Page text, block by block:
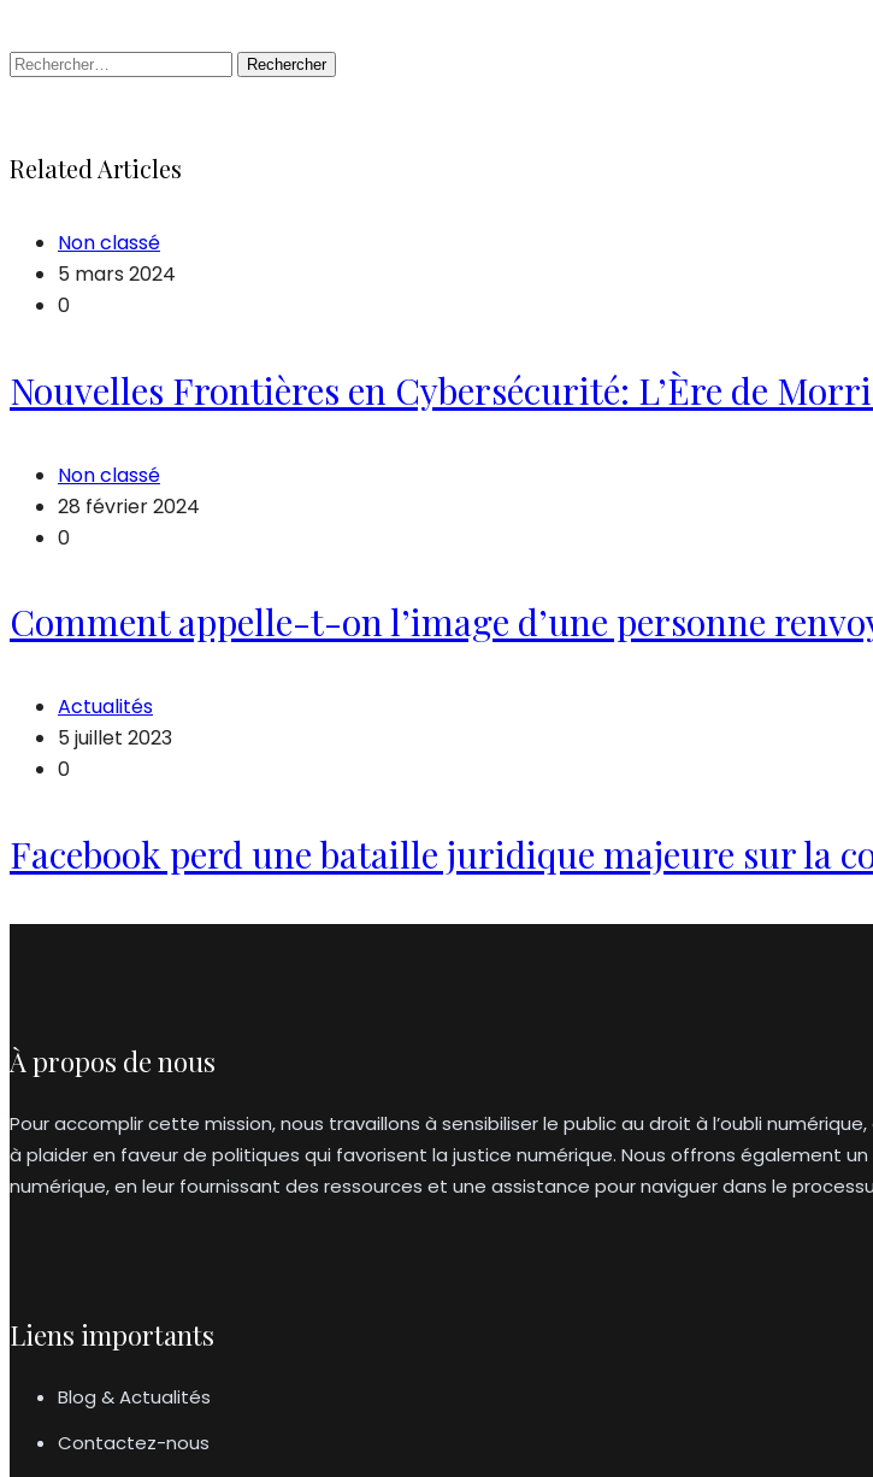
Rechercher :
Related Articles
Non classé
5 mars 2024
0
Nouvelles Frontières en Cybersécurité: L’Ère de
Non classé
28 février 2024
0
Comment appelle-t-on l’image d’une personne
Actualités
5 juillet 2023
0
Facebook perd une bataille juridique majeure sur la
À propos de nous
Pour accomplir cette mission, nous travaillons à sensibiliser le public au droit à l’oubli
à plaider en faveur de politiques qui favorisent la justice numérique. Nous offrons également
numérique, en leur fournissant des ressources et une assistance pour naviguer dans le
Liens importants
Blog & Actualités
Contactez-nous